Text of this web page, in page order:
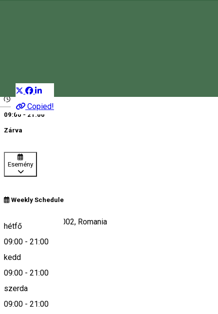
Magyar Copied!
09:00 - 21:00
Zárva
Esemény
Weekly Schedule
hétfő
09:00 - 21:00
kedd
09:00 - 21:00
szerda
09:00 - 21:00
Harghita-Băi 530002, Romania
Keresd térképen